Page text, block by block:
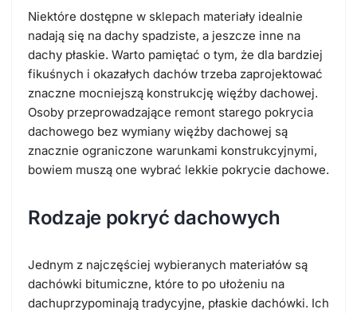
Niektóre dostępne w sklepach materiały idealnie
nadają się na dachy spadziste, a jeszcze inne na
dachy płaskie. Warto pamiętać o tym, że dla bardziej
fikuśnych i okazałych dachów trzeba zaprojektować
znaczne mocniejszą konstrukcję więźby dachowej.
Osoby przeprowadzające remont starego pokrycia
dachowego bez wymiany więźby dachowej są
znacznie ograniczone warunkami konstrukcyjnymi,
bowiem muszą one wybrać lekkie pokrycie dachowe.
Rodzaje pokryć dachowych
Jednym z najczęściej wybieranych materiałów są
dachówki bitumiczne, które to po ułożeniu na
dachuprzypominają tradycyjne, płaskie dachówki. Ich